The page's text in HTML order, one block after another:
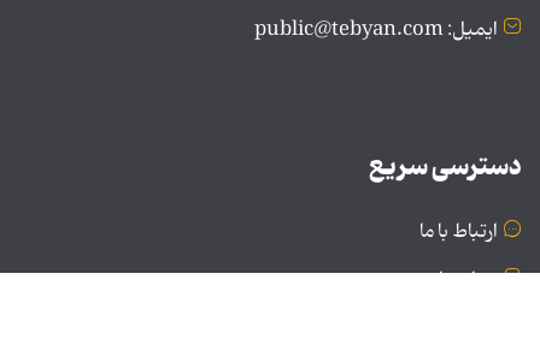
ایمیل: public@tebyan.com
دسترسی سریع
ارتباط با ما
درباره ما